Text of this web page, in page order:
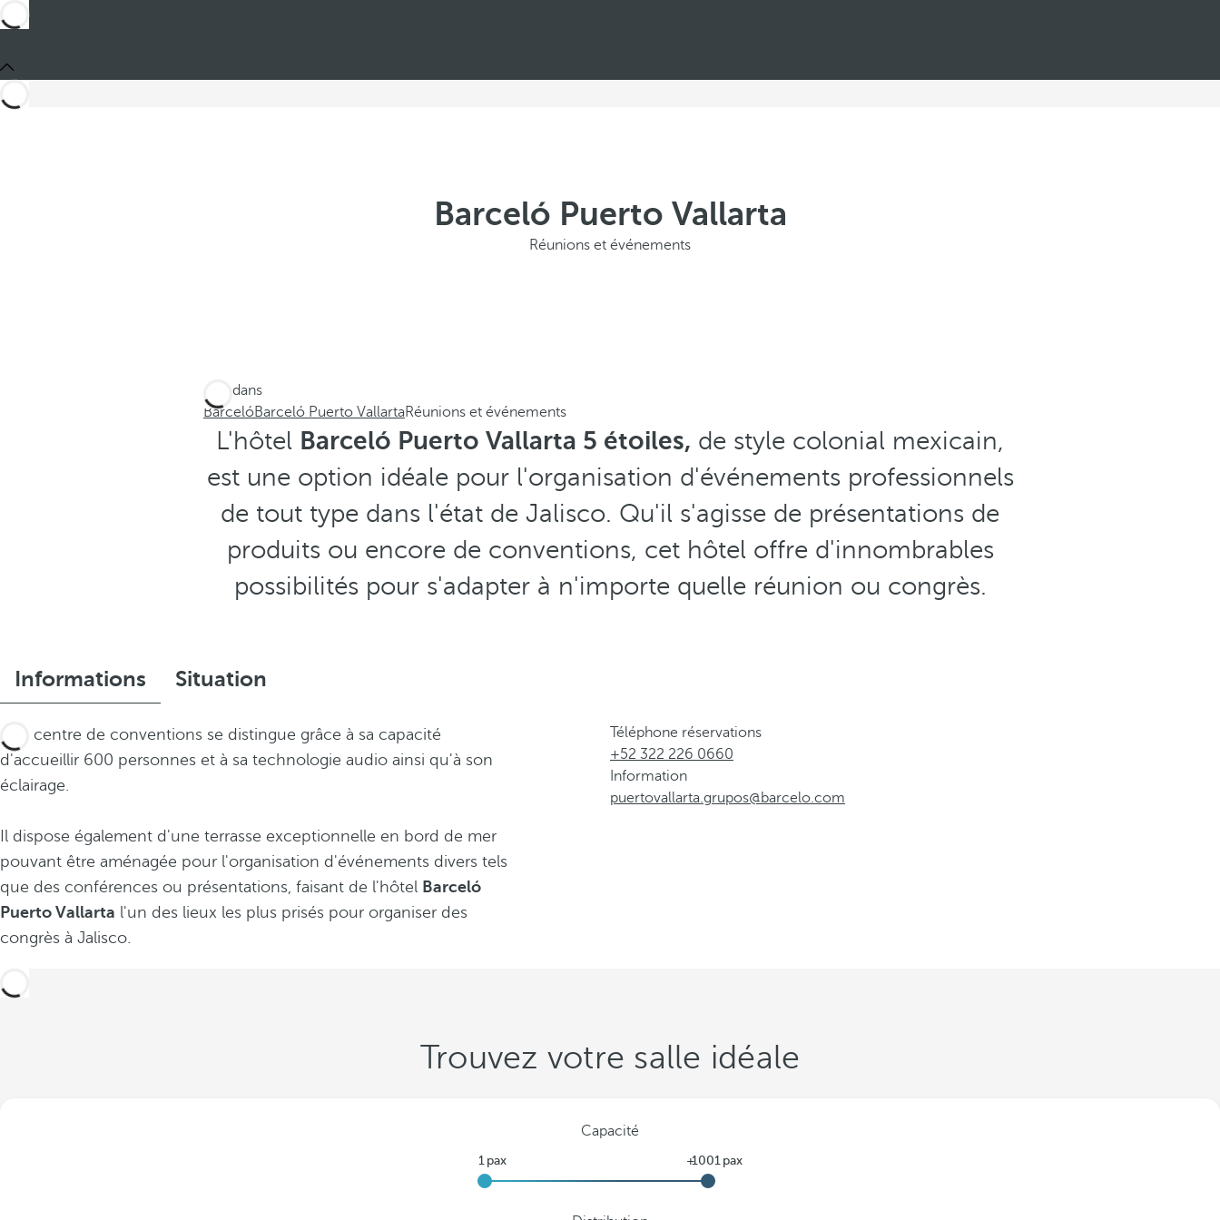
Barceló Puerto Vallarta
Réunions et événements
Ces dans
BarcelóBarceló Puerto VallartaRéunions et événements
L'hôtel Barceló Puerto Vallarta 5 étoiles, de style colonial mexicain,
est une option idéale pour l'organisation d'événements professionnels
de tout type dans l'état de Jalisco. Qu'il s'agisse de présentations de
produits ou encore de conventions, cet hôtel offre d'innombrables
possibilités pour s'adapter à n'importe quelle réunion ou congrès.
Informations Situation
Son centre de conventions se distingue grâce à sa capacité
d'accueillir 600 personnes et à sa technologie audio ainsi qu'à son
éclairage.
Il dispose également d'une terrasse exceptionnelle en bord de mer
pouvant être aménagée pour l'organisation d'événements divers tels
que des conférences ou présentations, faisant de l'hôtel Barceló
Puerto Vallarta l'un des lieux les plus prisés pour organiser des
congrès à Jalisco.
Téléphone réservations
+52 322 226 0660
Information
puertovallarta.grupos@barcelo.com
Trouvez votre salle idéale
Capacité